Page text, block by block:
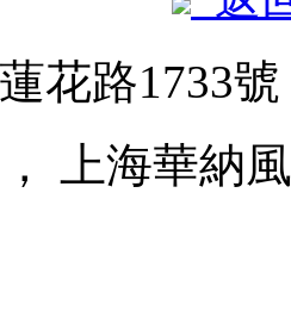
花路1733
， 上海華